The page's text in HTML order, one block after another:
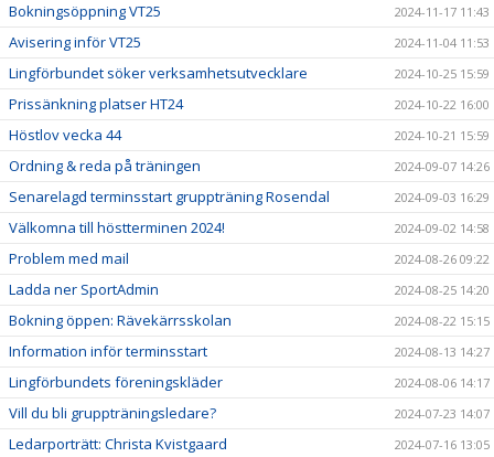
Bokningsöppning VT25 2024-11-17 11:43
Avisering inför VT25 2024-11-04 11:53
Lingförbundet söker verksamhetsutvecklare 2024-10-25 15:59
Prissänkning platser HT24 2024-10-22 16:00
Höstlov vecka 44 2024-10-21 15:59
Ordning & reda på träningen 2024-09-07 14:26
Senarelagd terminsstart gruppträning Rosendal 2024-09-03 16:29
Välkomna till höstterminen 2024! 2024-09-02 14:58
Problem med mail 2024-08-26 09:22
Ladda ner SportAdmin 2024-08-25 14:20
Bokning öppen: Rävekärrsskolan 2024-08-22 15:15
Information inför terminsstart 2024-08-13 14:27
Lingförbundets föreningskläder 2024-08-06 14:17
Vill du bli gruppträningsledare? 2024-07-23 14:07
Ledarporträtt: Christa Kvistgaard 2024-07-16 13:05